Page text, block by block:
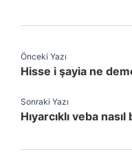
Önceki Yazı
Hisse i şayia ne
Sonraki Yazı
Hıyarcıklı veba nasıl